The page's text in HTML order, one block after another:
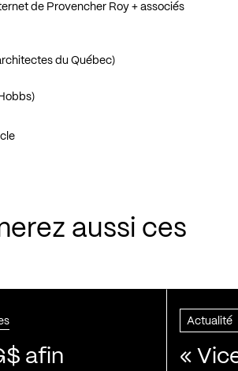
de Provencher Roy + associés
du Québec)
aussi ces
afin
Actualité
«